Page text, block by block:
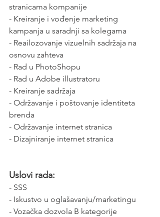
stranicama kompanije
- Kreiranje i vođenje marketing
kampanja u saradnji sa kolegama
- Reailozovanje vizuelnih sadržaja na
osnovu zahteva
- Rad u PhotoShopu
- Rad u Adobe illustratoru
- Kreiranje sadržaja
- Održavanje i poštovanje identiteta
brenda
- Održavanje internet stranica
- Dizajniranje internet stranica
Uslovi rada:
- SSS
- Iskustvo u oglašavanju/marketingu
- Vozačka dozvola B kategorije